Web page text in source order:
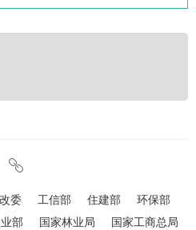
ꁓ
委 工信部 住建部
环保部
部 国家林业局
国家工商总局